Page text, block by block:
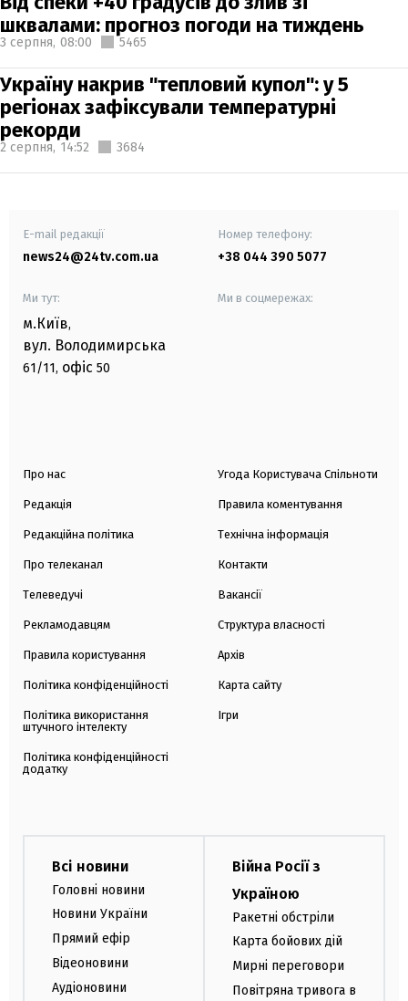
шквалами: прогноз погоди на тиждень
3 серпня, 08:00 5465
Україну накрив "тепловий купол": у 5
регіонах зафіксували температурні
рекорди
2 серпня, 14:52 3684
E-mail редакції
news24@24tv.com.ua
Номер телефону:
+38 044 390 5077
Ми тут:
м.Київ,
вул. Володимирська
61/11, офіс 50
Ми в соцмережах:
Про нас
Редакція
Редакційна політика
Про телеканал
Телеведучі
Рекламодавцям
Правила користування
Політика конфіденційності
Політика використання
штучного інтелекту
Політика конфіденційності
додатку
Угода Користувача Спільноти
Правила коментування
Технічна інформація
Контакти
Вакансії
Структура власності
Архів
Карта сайту
Ігри
Всі новини
Головні новини
Новини України
Прямий ефір
Відеоновини
Аудіоновини
Війна Росії з
Україною
Ракетні обстріли
Карта бойових дій
Мирні переговори
Повітряна тривога в